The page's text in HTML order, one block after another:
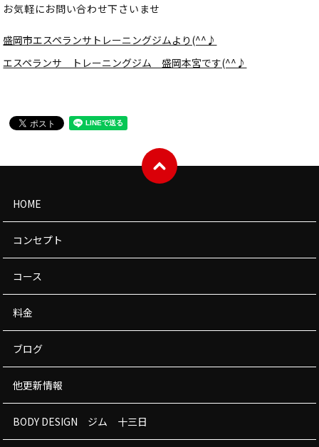
お気軽にお問い合わせ下さいませ
盛岡市エスペランサトレーニングジムより(^^♪
エスペランサ トレーニングジム 盛岡本宮です(^^♪
HOME
コンセプト
コース
料金
ブログ
他更新情報
BODY DESIGN ジム 十三日